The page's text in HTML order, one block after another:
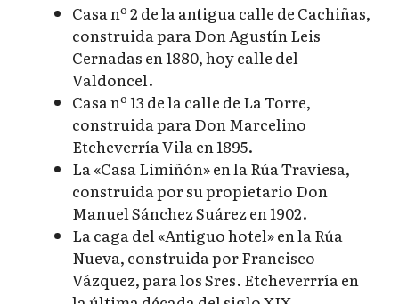
Casa nº 2 de la antigua calle de Cachiñas,
construida para Don Agustín Leis
Cernadas en 1880, hoy calle del
Valdoncel.
Casa nº 13 de la calle de La Torre,
construida para Don Marcelino
Etcheverría Vila en 1895.
La «Casa Limiñón» en la Rúa Traviesa,
construida por su propietario Don
Manuel Sánchez Suárez en 1902.
La caga del «Antiguo hotel» en la Rúa
Nueva, construida por Francisco
Vázquez, para los Sres. Etcheverrría en